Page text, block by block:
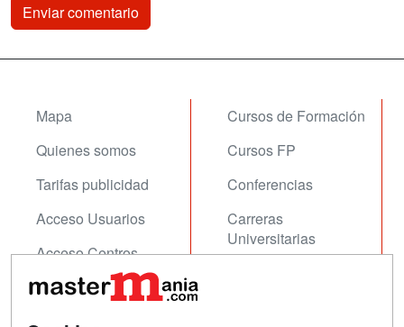
Mapa
Quienes somos
Tarifas publicidad
Acceso Usuarios
Acceso Centros
Cursos de Formación
Cursos FP
Conferencias
Carreras
Universitarias